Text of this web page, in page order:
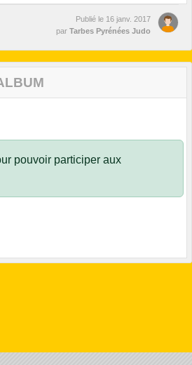
Publié le 16 janv. 2017
par Tarbes Pyrénées Judo
pouvoir participer aux